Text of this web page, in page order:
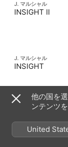
J. マルシャル
INSIGHT II
J. マルシャル
INSIGHT
INSIGHT III
他の国を
ンテンツ
United